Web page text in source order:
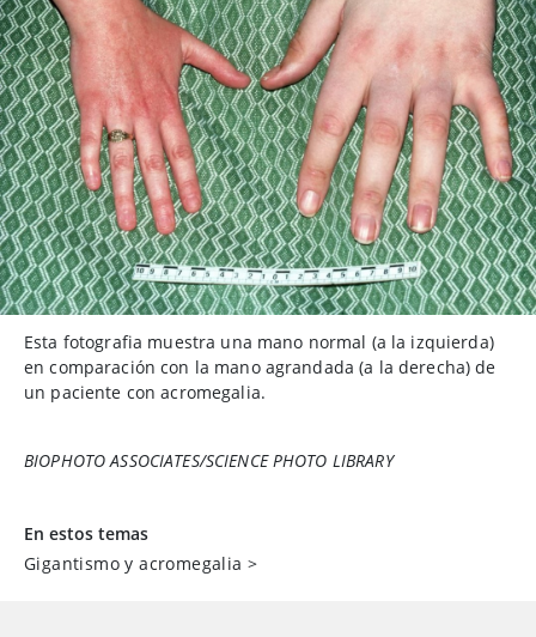
Esta fotografia muestra una mano normal (a la izquierda)
en comparación con la mano agrandada (a la derecha) de
un paciente con acromegalia.
BIOPHOTO ASSOCIATES/SCIENCE PHOTO LIBRARY
En estos temas
Gigantismo y acromegalia >